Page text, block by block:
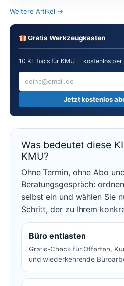
Weitere Artikel →
Gratis Werkzeugkasten
10 KI-Tools für KMU — kostenlos per
Jetzt kostenlos
Was bedeutet diese
KMU?
Ohne Termin, ohne Abo
Beratungsgespräch:
selbst ein und wählen Sie
Schritt, der zu Ihrem
Büro entlasten
Gratis-Check für Offerten,
und wiederkehrende